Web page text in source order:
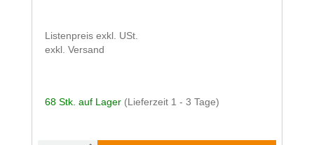
Listenpreis exkl. USt.
exkl. Versand
68 Stk. auf Lager (Lieferzeit 1 - 3 Tage)